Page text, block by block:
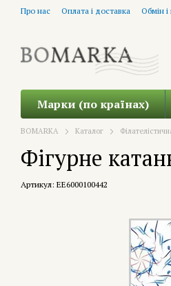
Перейти до основного контенту
Про нас Оплата і доставка Обмін
Марки (по країнах)
BOMARKA Каталог
Фігурне
Артикул: EE6000100442